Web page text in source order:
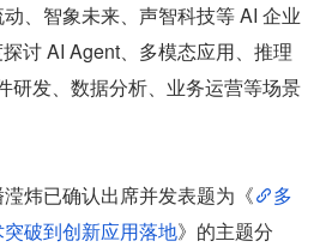
、智象未来、声智科技等 AI 企业
讨 AI Agent、多模态应用、推理
研发、数据分析、业务运营等场景
炜已确认出席并发表题为《
多
破到创新应用落地》的主题分